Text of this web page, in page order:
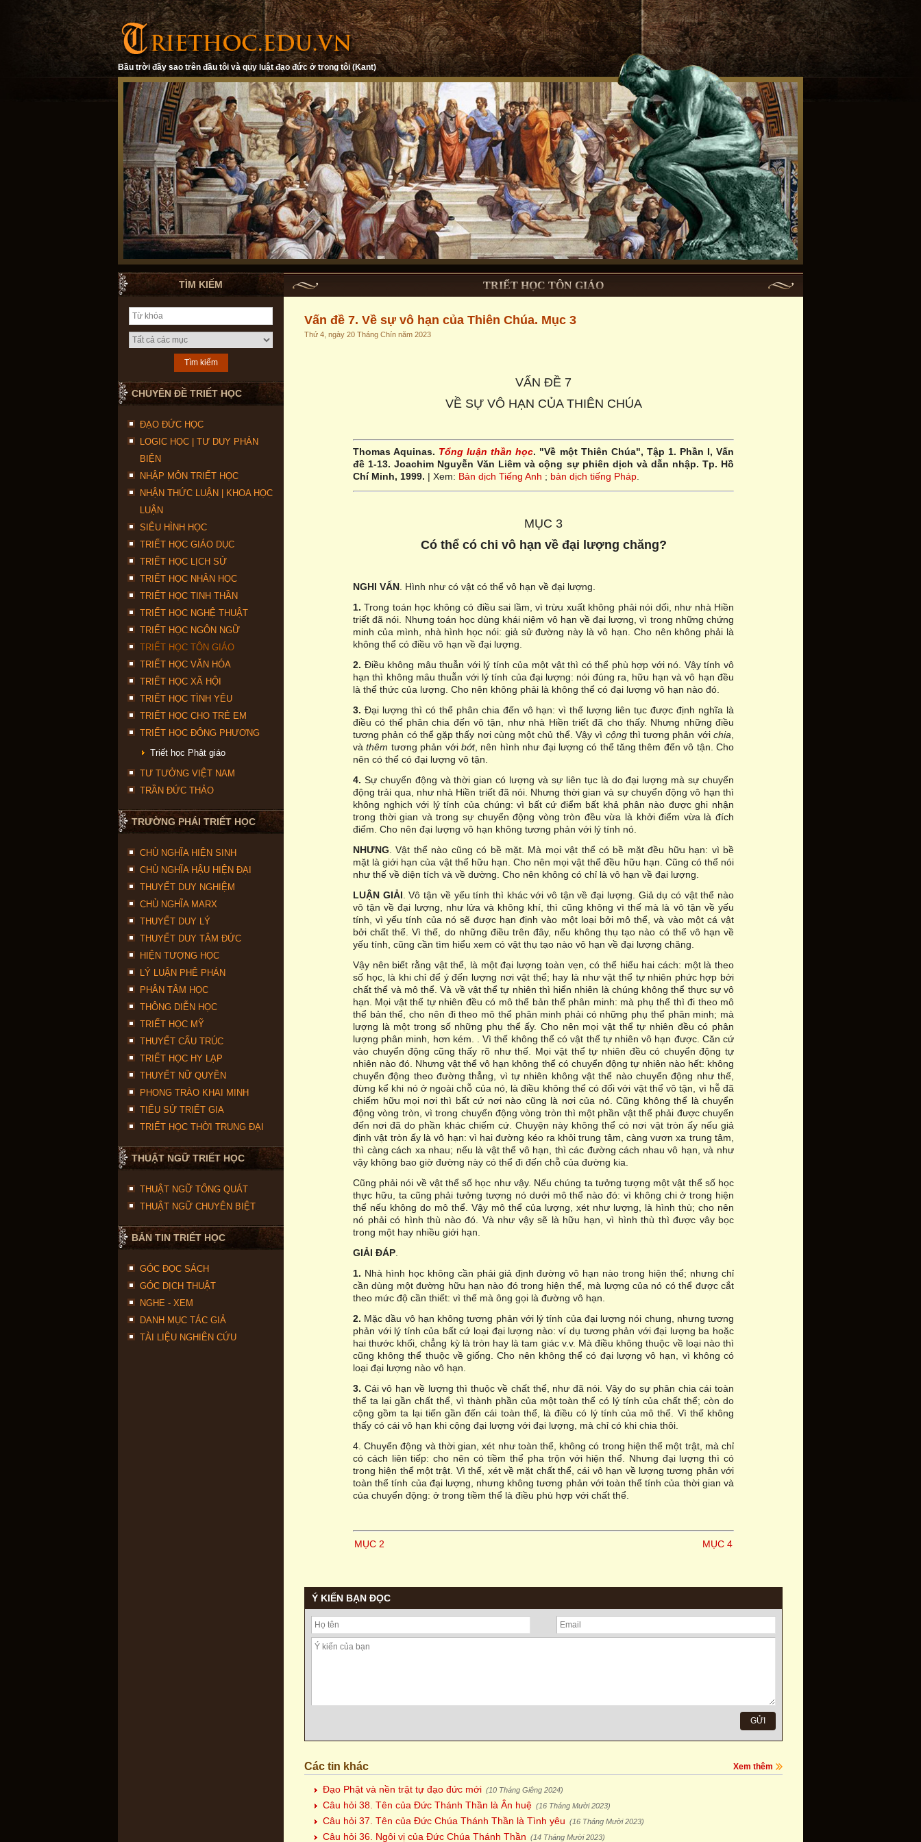
Bầu trời đầy sao trên đầu tôi và quy luật đạo đức ở trong tôi (Kant)
TÌM KIẾM
CHUYÊN ĐỀ TRIẾT HỌC
ĐẠO ĐỨC HỌC
LOGIC HỌC | TƯ DUY PHẢN
BIỆN
NHẬP MÔN TRIẾT HỌC
NHẬN THỨC LUẬN | KHOA HỌC
LUẬN
SIÊU HÌNH HỌC
TRIẾT HỌC GIÁO DỤC
TRIẾT HỌC LỊCH SỬ
TRIẾT HỌC NHÂN HỌC
TRIẾT HỌC TINH THẦN
TRIẾT HỌC NGHỆ THUẬT
TRIẾT HỌC NGÔN NGỮ
TRIẾT HỌC TÔN GIÁO
TRIẾT HỌC VĂN HÓA
TRIẾT HỌC XÃ HỘI
TRIẾT HỌC TÌNH YÊU
TRIẾT HỌC CHO TRẺ EM
TRIẾT HỌC ĐÔNG PHƯƠNG
Triết học Phật giáo
TƯ TƯỞNG VIỆT NAM
TRẦN ĐỨC THẢO
TRƯỜNG PHÁI TRIẾT HỌC
CHỦ NGHĨA HIỆN SINH
CHỦ NGHĨA HẬU HIỆN ĐẠI
THUYẾT DUY NGHIỆM
CHỦ NGHĨA MARX
THUYẾT DUY LÝ
THUYẾT DUY TÂM ĐỨC
HIỆN TƯỢNG HỌC
LÝ LUẬN PHÊ PHÁN
PHÂN TÂM HỌC
THÔNG DIỄN HỌC
TRIẾT HỌC MỸ
THUYẾT CẤU TRÚC
TRIẾT HỌC HY LẠP
THUYẾT NỮ QUYỀN
PHONG TRÀO KHAI MINH
TIỂU SỬ TRIẾT GIA
TRIẾT HỌC THỜI TRUNG ĐẠI
THUẬT NGỮ TRIẾT HỌC
THUẬT NGỮ TỔNG QUÁT
THUẬT NGỮ CHUYÊN BIỆT
BẢN TIN TRIẾT HỌC
GÓC ĐỌC SÁCH
GÓC DỊCH THUẬT
NGHE - XEM
DANH MỤC TÁC GIẢ
TÀI LIỆU NGHIÊN CỨU
TRIẾT HỌC TÔN GIÁO
Vấn đề 7. Về sự vô hạn của Thiên Chúa. Mục 3
Thứ 4, ngày 20 Tháng Chín năm 2023
VẤN ĐỀ 7
VỀ SỰ VÔ HẠN CỦA THIÊN CHÚA
Thomas Aquinas. Tổng luận thần học. "Về một Thiên Chúa", Tập 1. Phần I, Vấn
đề 1-13. Joachim Nguyễn Văn Liêm và cộng sự phiên dịch và dẫn nhập. Tp. Hồ
Chí Minh, 1999. | Xem: Bản dịch Tiếng Anh ; bản dịch tiếng Pháp
MỤC 3
Có thể có chi vô hạn về đại lượng chăng?
NGHI VẤN . Hình như có vật có thể vô hạn về đại lượng.
1. Trong toán học không có điều sai lầm, vì trừu xuất không phải nói dối, như nhà Hiền
triết đã nói. Nhưng toán học dùng khái niệm vô hạn về đại lượng, vì trong những chứng
minh của mình, nhà hình học nói: giả sử đường này là vô hạn. Cho nên không phải là
không thể có điều vô hạn về đại lượng.
2. Điều không mâu thuẫn với lý tính của một vật thì có thể phù hợp với nó. Vậy tính vô
hạn thì không mâu thuẫn với lý tính của đại lượng: nói đúng ra, hữu hạn và vô hạn đều
là thể thức của lượng. Cho nên không phải là không thể có đại lượng vô hạn nào đó.
3. Đại lượng thì có thể phân chia đến vô hạn: vì thế lượng liên tục được định nghĩa là
điều có thể phân chia đến vô tận, như nhà Hiền triết đã cho thấy. Nhưng những điều
tương phản có thể gặp thấy nơi cùng một chủ thể. Vậy vì cộngthì tương phản vớichia
vàthêm tương phản với bớt, nên hình như đại lượng có thể tăng thêm đến vô tận. Cho
nên có thể có đại lượng vô tận.
4. Sự chuyển động và thời gian có lượng và sự liên tục là do đại lượng mà sự chuyển
động trải qua, như nhà Hiền triết đã nói. Nhưng thời gian và sự chuyển động vô hạn thì
không nghịch với lý tính của chúng: vì bất cứ điểm bất khả phân nào được ghi nhận
trong thời gian và trong sự chuyển động vòng tròn đều vừa là khởi điểm vừa là đích
điểm. Cho nên đại lượng vô hạn không tương phản với lý tính nó.
NHƯNG . Vật thể nào cũng có bề mặt. Mà mọi vật thể có bề mặt đều hữu hạn: vì bề
mặt là giới hạn của vật thể hữu hạn. Cho nên mọi vật thể đều hữu hạn. Cũng có thể nói
như thế về diện tích và về dường. Cho nên không có chỉ là vô hạn về đại lượng.
LUẬN GIẢI . Vô tận về yếu tính thì khác với vô tận về đại lượng. Giả dụ có vật thể nào
vô tận về đại lượng, như lửa và không khí, thì cũng không vì thế mà là vô tận về yếu
tính, vì yếu tính của nó sẽ được hạn định vào một loại bởi mô thể, và vào một cá vật
bởi chất thể. Vì thế, do những điều trên đây, nếu không thụ tạo nào có thể vô hạn về
yếu tính, cũng cần tìm hiểu xem có vật thụ tạo nào vô hạn về đại lượng chăng.
Vậy nên biết rằng vật thể, là một đại lượng toàn vẹn, có thể hiểu hai cách: một là theo
số học, là khi chỉ để ý đến lượng nơi vật thể; hay là như vật thể tự nhiên phức hợp bởi
chất thể và mô thể. Và về vật thể tự nhiên thì hiển nhiên là chúng không thể thực sự vô
hạn. Mọi vật thể tự nhiên đều có mô thể bản thể phân minh: mà phụ thể thì đi theo mô
thể bản thể, cho nên đi theo mô thể phân minh phải có những phụ thể phân minh; mà
lượng là một trong số những phụ thể ấy. Cho nên mọi vật thể tự nhiên đều có phân
lượng phân minh, hơn kém. . Vì thế không thể có vật thể tự nhiên vô hạn được. Căn cứ
vào chuyển động cũng thấy rõ như thế. Mọi vật thể tự nhiên đều có chuyển động tự
nhiên nào đó. Nhưng vật thể vô hạn không thể có chuyển động tự nhiên nào hết: không
chuyển động theo đường thẳng, vì tự nhiên không vật thể nào chuyển động như thế,
đừng kể khi nó ở ngoài chỗ của nó, là điều không thể có đối với vật thể vô tận, vì hễ đã
chiếm hữu mọi nơi thì bất cứ nơi nào cũng là nơi của nó. Cũng không thể là chuyển
động vòng tròn, vì trong chuyển động vòng tròn thì một phần vật thể phải được chuyển
đến nơi đã do phần khác chiếm cứ. Chuyện này không thể có nơi vật tròn ấy nếu giả
định vật tròn ấy là vô hạn: vì hai đường kéo ra khỏi trung tâm, càng vươn xa trung tâm,
thì càng cách xa nhau; nếu là vật thể vô hạn, thì các đường cách nhau vô hạn, và như
vậy không bao giờ đường này có thể đi đến chỗ của đường kia.
Cũng phải nói về vật thể số học như vậy. Nếu chúng ta tưởng tượng một vật thể số học
thực hữu, ta cũng phải tưởng tượng nó dưới mô thể nào đó: vì không chi ở trong hiện
thể nếu không do mô thể. Vậy mô thể của lượng, xét như lượng, là hình thù; cho nên
nó phải có hình thù nào đó. Và như vậy sẽ là hữu hạn, vì hình thù thì được vây bọc
trong một hay nhiều giới hạn.
GIẢI ĐÁP
1. Nhà hình học không cần phải giả định đường vô hạn nào trong hiện thể; nhưng chỉ
cần dùng một đường hữu hạn nào đó trong hiện thể, mà lượng của nó có thể được cắt
theo mức độ cần thiết: vì thế mà ông gọi là đường vô hạn.
2. Mặc dầu vô hạn không tương phản với lý tính của đại lượng nói chung, nhưng tương
phản với lý tính của bất cứ loại đại lượng nào: ví dụ tương phản với đại lượng ba hoặc
hai thước khối, chẳng kỳ là tròn hay là tam giác v.v. Mà điều không thuộc về loại nào thì
cũng không thể thuộc về giống. Cho nên không thể có đại lượng vô hạn, vì không có
loại đại lượng nào vô hạn.
3. Cái vô hạn về lượng thì thuộc về chất thể, như đã nói. Vậy do sự phân chia cái toàn
thể ta lại gần chất thể, vì thành phần của một toàn thể có lý tính của chất thể; còn do
cộng gồm ta lại tiến gần đến cái toàn thể, là điều có lý tính của mô thể. Vì thế không
thấy có cái vô hạn khi cộng đại lượng với đại lượng, mà chỉ có khi chia thôi.
4. Chuyển động và thời gian, xét như toàn thể, không có trong hiện thể một trật, mà chỉ
có cách liên tiếp: cho nên có tiềm thể pha trộn với hiện thể. Nhưng đại lượng thì có
trong hiện thể một trật. Vì thế, xét về mặt chất thể, cái vô hạn về lượng tương phản với
toàn thể tính của đại lượng, nhưng không tương phản với toàn thể tính của thời gian và
của chuyển động: ở trong tiềm thể là điều phù hợp với chất thể.
MỤC 4
MỤC 2
Ý KIẾN BẠN ĐỌC
Các tin khác Xem thêm
Đạo Phật và nền trật tự đạo đức mới (10 Tháng Giêng 2024)
Câu hỏi 38. Tên của Đức Thánh Thần là Ân huệ (16 Tháng Mười 2023)
Câu hỏi 37. Tên của Đức Chúa Thánh Thần là Tình yêu (16 Tháng Mười 2023)
Câu hỏi 36. Ngôi vị của Đức Chúa Thánh Thần (14 Tháng Mười 2023)